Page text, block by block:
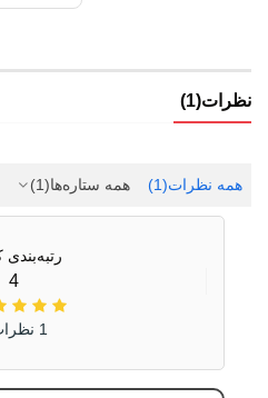
مورد استفاده
ورزشی
تمرین
نظرات(1)
همه نظرات(1) همه ستاره‌ها(1)
رتبه‌بندی
4
1 نظرات